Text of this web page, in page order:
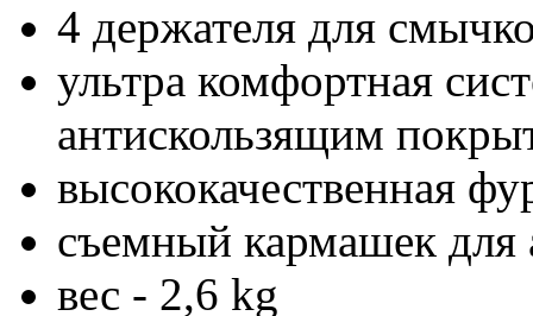
4 держателя для
ультра комфортная
антискользящим
высококачественная
съемный кармашек для
вес - 2,6 kg